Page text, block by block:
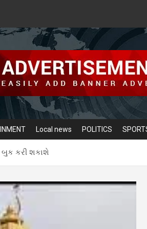
Local news POLITICS
બુક કરી શકાશે